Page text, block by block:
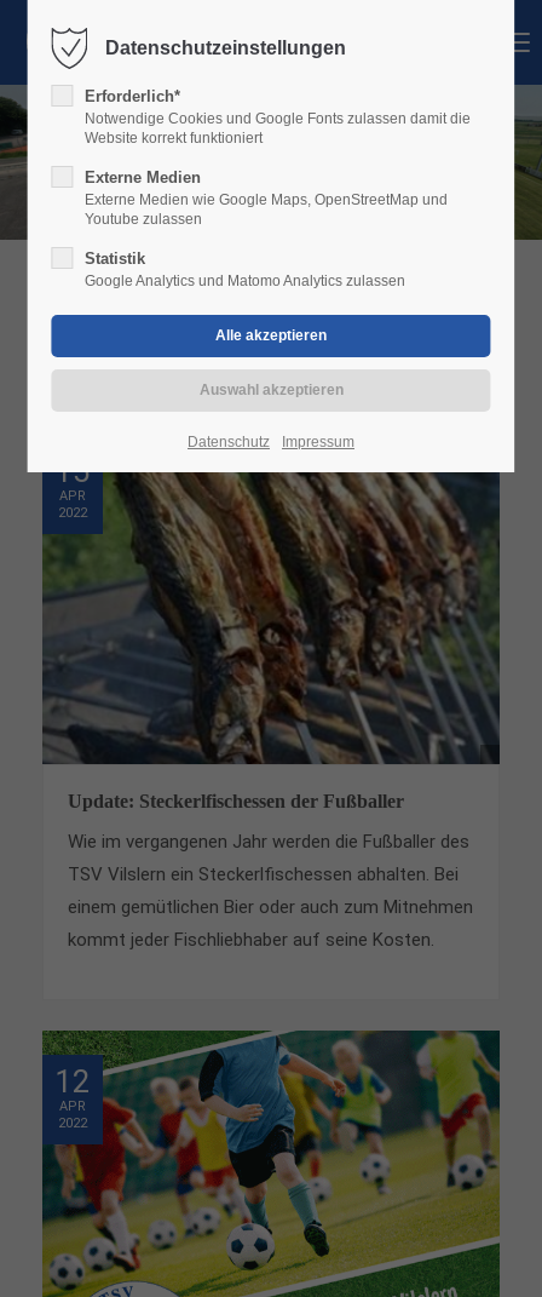
Login
Benutzername
Anmelden
Lost your password?
Support
Lorem ipsum dolor sit amet:
24h / 365days
Mon - Fri 8:00am - 5:00pm(GMT +1)
Get in touch
Cybersteel Inc.
376-293 City Road, Suite 600
Have any questions?
+44 1234 567 890
Drop us a line
info@yourdomain.com
About us
Lorem ipsum dolor sit amet, consectetuer
adipiscing elit.
ALLGEMEIN
15
APR
2022
Update: Steckerlfischessen der Fußballer
Wie im vergangenen Jahr werden die Fußballer des
TSV Vilslern ein Steckerlfischessen abhalten. Bei
einem gemütlichen Bier oder auch zum Mitnehmen
kommt jeder Fischliebhaber auf seine Kosten.
12
APR
2022
Datenschutzeinstellungen
Erforderlich*
Notwendige Cookies und Google Fonts zulassen damit die
Website korrekt funktioniert
Externe Medien
Externe Medien wie Google Maps, OpenStreetMap und
Youtube zulassen
Statistik
Google Analytics und Matomo Analytics zulassen
Datenschutz Impressum